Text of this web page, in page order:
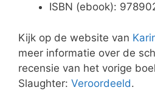
ISBN (ebook):
Kijk op de website van
meer informatie over de
recensie van het vorige
Slaughter: Veroordeeld.